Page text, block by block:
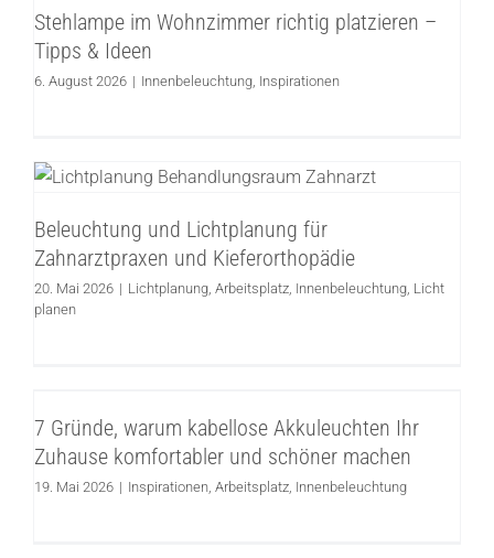
Stehlampe im Wohnzimmer richtig platzieren –
Tipps & Ideen
6. August 2026 | Innenbeleuchtung, Inspirationen
Zahnarztpraxen und Kieferorthopädie
Lichtplanung Arbeitsplatz Innenbeleuchtung
planen
Beleuchtung und Lichtplanung für
Zahnarztpraxen und Kieferorthopädie
20. Mai 2026 | Lichtplanung, Arbeitsplatz, Innenbeleuchtung, Licht
planen
machen
Inspirationen Arbeitsplatz Innenbeleuchtung
7 Gründe, warum kabellose Akkuleuchten Ihr
Zuhause komfortabler und schöner machen
19. Mai 2026 | Inspirationen, Arbeitsplatz, Innenbeleuchtung